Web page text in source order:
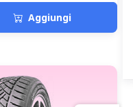
Aggiungi